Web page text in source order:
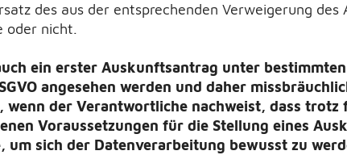
des aus der entsprechenden Verweigerung des
oder nicht.
ein erster Auskunftsantrag unter
angesehen werden und daher
wenn der Verantwortliche nachweist, dass
Voraussetzungen für die Stellung eines
sich der Datenverarbeitung bewusst zu